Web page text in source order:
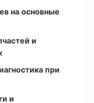
на основные
и
при
и